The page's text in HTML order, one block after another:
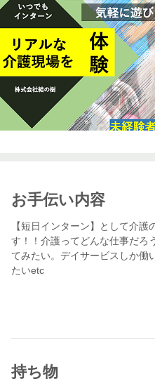
お手伝い内容
【短日インターン】として介
す！！介護ってどんな仕事だろ
てみたい。デイサービスしか働
たいetc
持ち物